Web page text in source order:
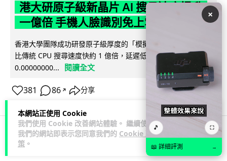
本網站正使用 Cookie
我們使用 Cookie 改善網站體驗。 繼續使用
我們的網站即表示您同意我們的 Cookie 政
策 。
港大研原子級新晶片 AI 搜尋速度提升
一億倍 手機人臉識別免上雲端
香港大學團隊成功研發原子級厚度的「模擬存內搜尋」晶片，
比傳統 CPU 搜尋速度快約 1 億倍，延遲低至 36 皮秒（即
0.00000000...
閱讀全文
381 86 ↗ 分享
科技娛樂
×
🎵 ⛶
📖 詳細評測 →